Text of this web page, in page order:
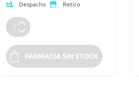
Despacho Retiro
FARMACIA SIN STOCK